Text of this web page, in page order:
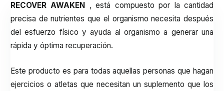
RECOVER AWAKEN , está compuesto por la cantidad
precisa de nutrientes que el organismo necesita después
del esfuerzo físico y ayuda al organismo a generar una
rápida y óptima recuperación.
Este producto es para todas aquellas personas que hagan
ejercicios o atletas que necesitan un suplemento que los